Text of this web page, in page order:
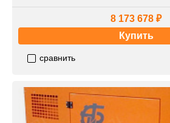
8 173 678 ₽
Купить
сравнить